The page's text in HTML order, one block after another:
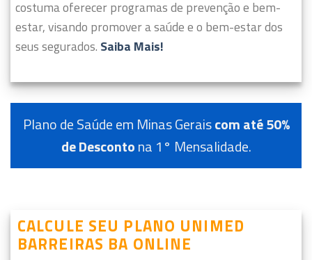
costuma oferecer programas de prevenção e bem-
estar, visando promover a saúde e o bem-estar dos
seus segurados. Saiba Mais!
Plano de Saúde em Minas Geraiscom até 50%
de Descontona 1° Mensalidade.
CALCULE SEU PLANO UNIMED
BARREIRAS BA ONLINE